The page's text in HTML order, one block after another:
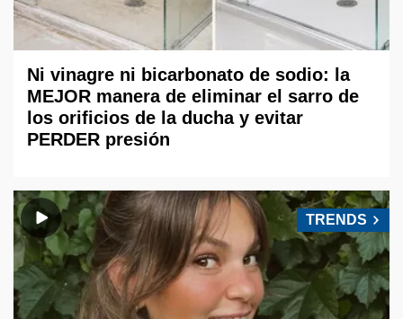
Ni vinagre ni bicarbonato de sodio: la
MEJOR manera de eliminar el sarro de
los orificios de la ducha y evitar
PERDER presión
TRENDS